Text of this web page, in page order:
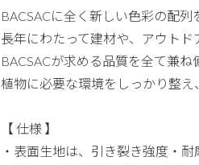
BACSACに全く新しい色彩の配列
長年にわたって建材や、アウトド
BACSACが求める品質を全て兼ね
植物に必要な環境をしっかり整え
【 仕様 】
・表面生地は、引き裂き強度・